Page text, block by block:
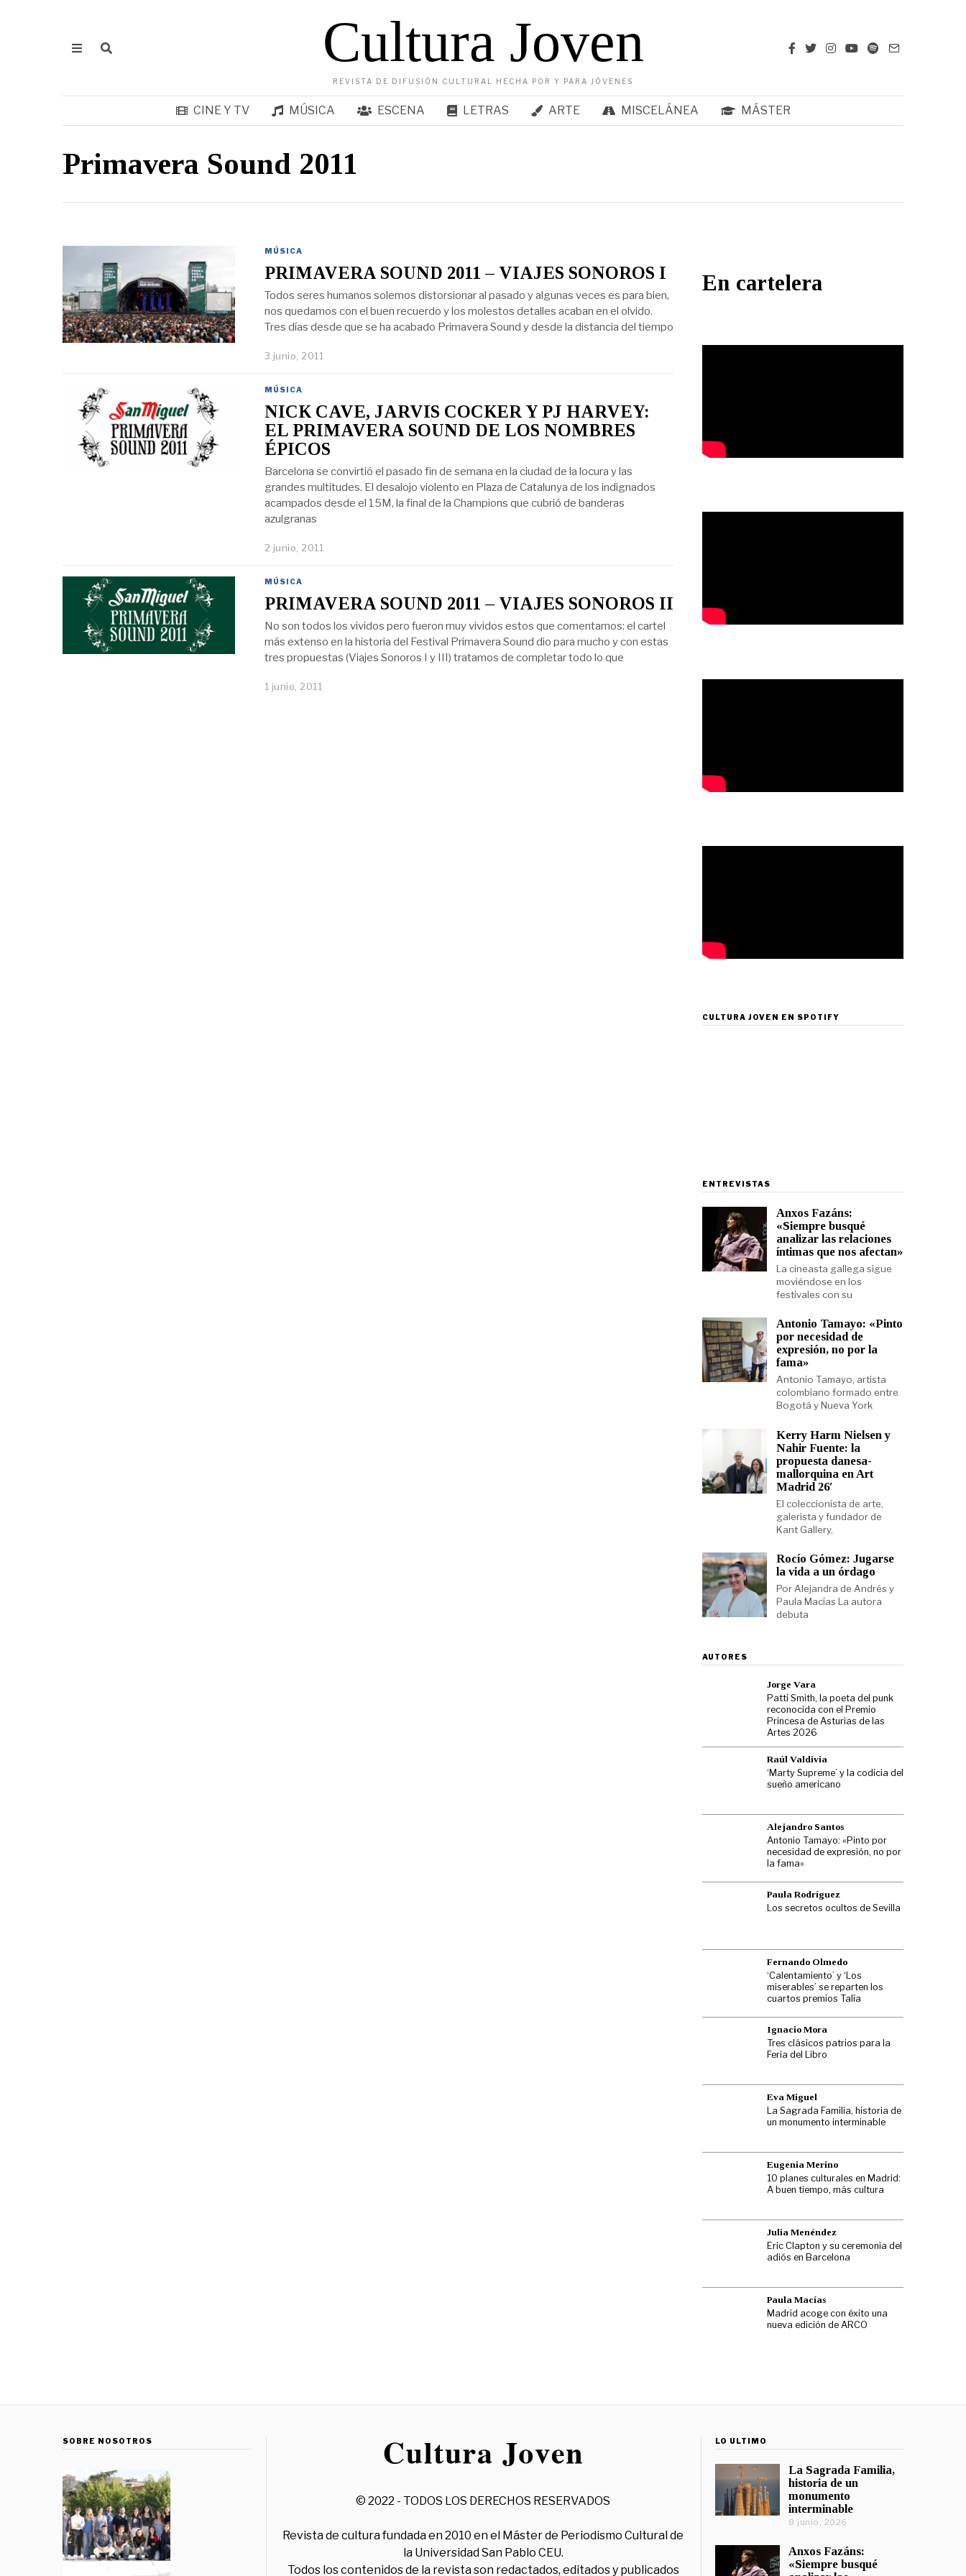
Cultura Joven
REVISTA DE DIFUSIÓN CULTURAL HECHA POR Y PARA JÓVENES
CINE Y TV MÚSICA ESCENA LETRAS ARTE MISCELÁNEA MÁSTER
Primavera Sound 2011
MÚSICA
PRIMAVERA SOUND 2011 – VIAJES SONOROS I
Todos seres humanos solemos distorsionar al pasado y algunas veces es para bien,
nos quedamos con el buen recuerdo y los molestos detalles acaban en el olvido.
Tres días desde que se ha acabado Primavera Sound y desde la distancia del tiempo
3 junio, 2011
MÚSICA
NICK CAVE, JARVIS COCKER Y PJ HARVEY:
EL PRIMAVERA SOUND DE LOS NOMBRES
ÉPICOS
Barcelona se convirtió el pasado fin de semana en la ciudad de la locura y las
grandes multitudes. El desalojo violento en Plaza de Catalunya de los indignados
acampados desde el 15M, la final de la Champions que cubrió de banderas
azulgranas
2 junio, 2011
MÚSICA
PRIMAVERA SOUND 2011 – VIAJES SONOROS II
No son todos los vividos pero fueron muy vividos estos que comentamos: el cartel
más extenso en la historia del Festival Primavera Sound dio para mucho y con estas
tres propuestas (Viajes Sonoros I y III) tratamos de completar todo lo que
1 junio, 2011
En cartelera
CULTURA JOVEN EN SPOTIFY
ENTREVISTAS
Anxos Fazáns:
«Siempre busqué
analizar las relaciones
íntimas que nos afectan»
La cineasta gallega sigue
moviéndose en los
festivales con su
Antonio Tamayo: «Pinto
por necesidad de
expresión, no por la
fama»
Antonio Tamayo, artista
colombiano formado entre
Bogotá y Nueva York
Kerry Harm Nielsen y
Nahir Fuente: la
propuesta danesa-
mallorquina en Art
Madrid 26′
El coleccionista de arte,
galerista y fundador de
Kant Gallery,
Rocío Gómez: Jugarse
la vida a un órdago
Por Alejandra de Andrés y
Paula Macías La autora
debuta
AUTORES
Jorge Vara
Patti Smith, la poeta del punk
reconocida con el Premio
Princesa de Asturias de las
Artes 2026
Raúl Valdivia
‘Marty Supreme’ y la codicia del
sueño americano
Alejandro Santos
Antonio Tamayo: «Pinto por
necesidad de expresión, no por
la fama»
Paula Rodríguez
Los secretos ocultos de Sevilla
Fernando Olmedo
‘Calentamiento’ y ‘Los
miserables’ se reparten los
cuartos premios Talía
Ignacio Mora
Tres clásicos patrios para la
Feria del Libro
Eva Miguel
La Sagrada Familia, historia de
un monumento interminable
Eugenia Merino
10 planes culturales en Madrid:
A buen tiempo, más cultura
Julia Menéndez
Eric Clapton y su ceremonia del
adiós en Barcelona
Paula Macías
Madrid acoge con éxito una
nueva edición de ARCO
SOBRE NOSOTROS
© 2022 - TODOS LOS DERECHOS RESERVADOS
Revista de cultura fundada en 2010 en el Máster de Periodismo Cultural de
la Universidad San Pablo CEU.
Todos los contenidos de la revista son redactados, editados y publicados
LO ÚLTIMO
La Sagrada Familia,
historia de un
monumento
interminable
8 junio, 2026
Anxos Fazáns:
«Siempre busqué